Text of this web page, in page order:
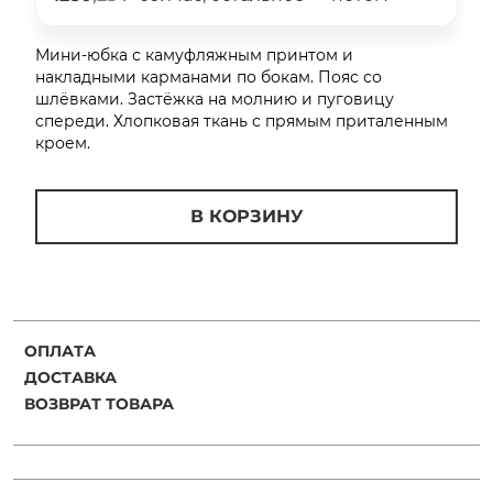
Мини-юбка с камуфляжным принтом и
накладными карманами по бокам. Пояс со
шлёвками. Застёжка на молнию и пуговицу
спереди. Хлопковая ткань с прямым приталенным
кроем.
В КОРЗИНУ
ОПЛАТА
ДОСТАВКА
ВОЗВРАТ ТОВАРА
раз в 2
Остались вопросы?
plait.ru